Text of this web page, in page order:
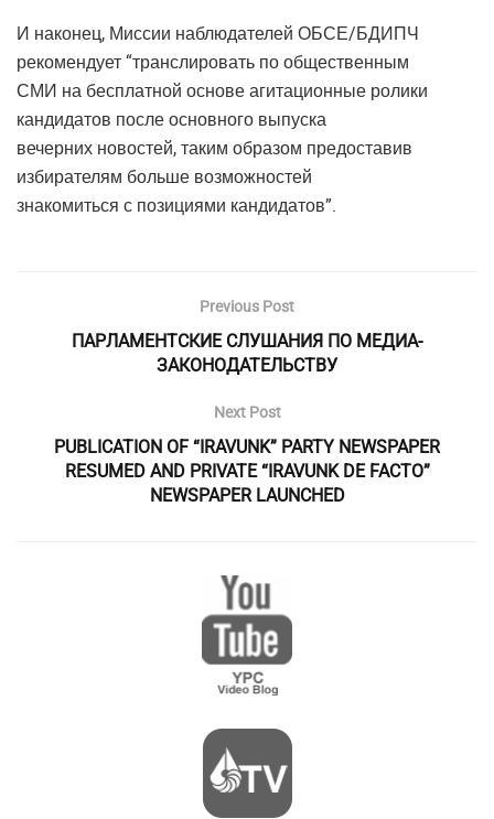
И наконец, Миссии наблюдателей ОБСЕ/БДИПЧ
рекомендует “транслировать по общественным
СМИ на бесплатной основе агитационные ролики
кандидатов после основного выпуска
вечерних новостей, таким образом предоставив
избирателям больше возможностей
знакомиться с позициями кандидатов”.
Previous Post
ПАРЛАМЕНТСКИЕ СЛУШАНИЯ ПО МЕДИА-
ЗАКОНОДАТЕЛЬСТВУ
Next Post
PUBLICATION OF “IRAVUNK” PARTY NEWSPAPER
RESUMED AND PRIVATE “IRAVUNK DE FACTO”
NEWSPAPER LAUNCHED